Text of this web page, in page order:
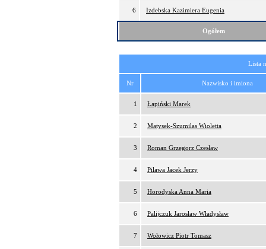
6 Izdebska Kazimiera Eugenia
Ogółem
Lista
Nr Nazwisko i imiona
1 Łapiński Marek
2 Matysek-Szumilas Wioletta
3 Roman Grzegorz Czesław
4 Pilawa Jacek Jerzy
5 Horodyska Anna Maria
6 Palijczuk Jarosław Władysław
7 Wołowicz Piotr Tomasz